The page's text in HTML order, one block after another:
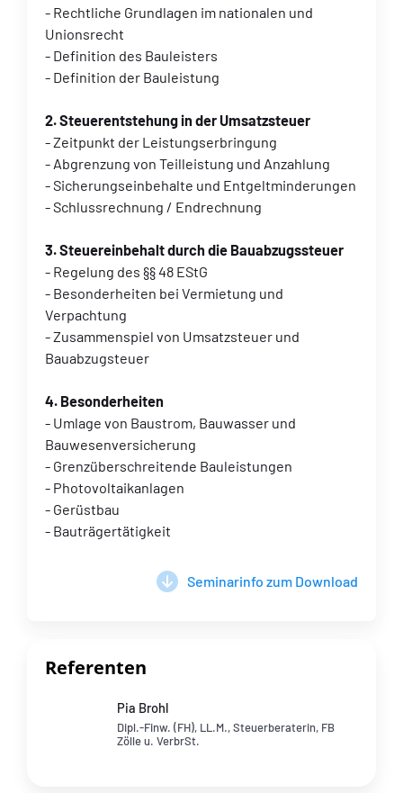
- Rechtliche Grundlagen im nationalen und
Unionsrecht
- Definition des Bauleisters
- Definition der Bauleistung
2. Steuerentstehung in der Umsatzsteuer
- Zeitpunkt der Leistungserbringung
- Abgrenzung von Teilleistung und Anzahlung
- Sicherungseinbehalte und Entgeltminderungen
- Schlussrechnung / Endrechnung
3. Steuereinbehalt durch die Bauabzugssteuer
- Regelung des §§ 48 EStG
- Besonderheiten bei Vermietung und
Verpachtung
- Zusammenspiel von Umsatzsteuer und
Bauabzugsteuer
4. Besonderheiten
- Umlage von Baustrom, Bauwasser und
Bauwesenversicherung
- Grenzüberschreitende Bauleistungen
- Photovoltaikanlagen
- Gerüstbau
- Bauträgertätigkeit
Seminarinfo zum Download
Referenten
Pia Brohl
Dipl.-Finw. (FH), LL.M., Steuerberaterin, FB
Zölle u. VerbrSt.